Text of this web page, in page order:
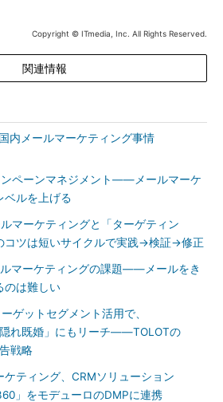
Copyright © ITmedia, Inc. All Rights Reserved.
関連情報
内メールマーケティング事情
ペーンマネジメント――メールマーケ
ベルを上げる
マーケティングと「ターゲティン
コツは短いサイクルで実践→検証→修正
マーケティングの課題――メールをき
のは難しい
ゲットセグメント活用で、
れ既婚」にもリーチ――TOLOTの
戦略
ケティング、CRMソリューション
」をモデューロのDMPに連携